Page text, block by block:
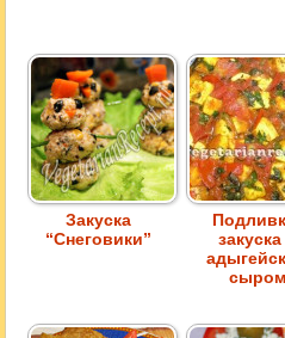
Закуска
“Снеговики”
сыром